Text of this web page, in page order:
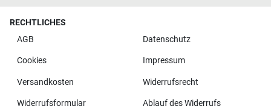
RECHTLICHES
AGB
Datenschutz
Cookies Impressum
Versandkosten Widerrufsrecht
Widerrufsformular Ablauf des Widerrufs